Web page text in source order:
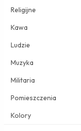
Religijne
Kawa
Ludzie
Muzyka
Militaria
Pomieszczenia
Kolory